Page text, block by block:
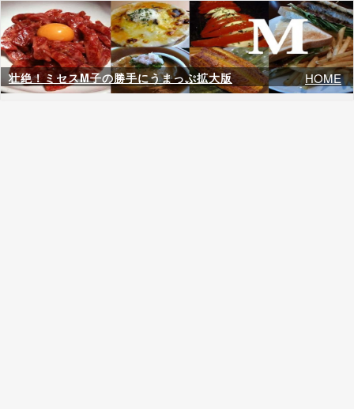
壮絶！ミセスM子の勝手にうまっぷ拡大版 HOME